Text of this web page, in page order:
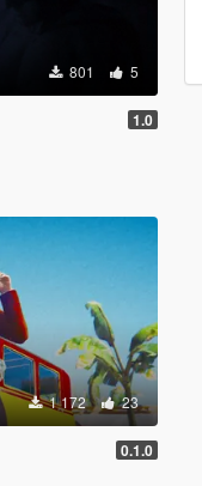
801 5
1.0
1 172 23
0.1.0